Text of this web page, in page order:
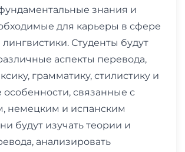
знания и
для карьеры в сфере
Студенты будут
аспекты перевода,
грамматику, стилистику и
особенности, связанные с
немецким и испанским
будут изучать теории и
анализировать